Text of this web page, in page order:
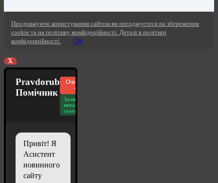
Продовжуючі користування сайтом ви погоджуєтеся на збереження
cookie та на політику конфідеційності. Деталі в політиці
конфіденційності.
Ок
X
Pravdorub
Помічник
Очистити
чат
Залишилось
питань
сьогодні: 20
Привіт! Я
Асистент
новинного
сайту